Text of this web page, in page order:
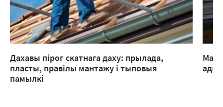
Дахавы пірог скатнага даху: прылада,
пласты, правілы мантажу і тыповыя
памылкі